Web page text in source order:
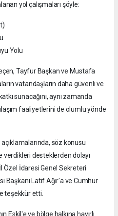
yol çalışmaları şöyle:
Yolu
Tayfur Başkan ve Mustafa
vatandaşların daha güvenli ve
sunacağını, aynı zamanda
faaliyetlerini de olumlu yönde
söz konusu
desteklerden dolayı
Özel İdaresi Genel Sekreteri
Başkanı Latif Ağır'a ve Cumhur
teşekkür etti.
Eskil'e ve bölge halkına hayırlı